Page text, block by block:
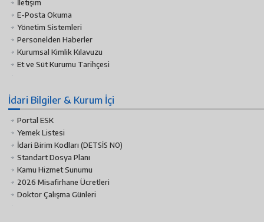
İletişim
E-Posta Okuma
Yönetim Sistemleri
Personelden Haberler
Kurumsal Kimlik Kılavuzu
Et ve Süt Kurumu Tarihçesi
İdari Bilgiler & Kurum İçi
Portal ESK
Yemek Listesi
İdari Birim Kodları (DETSİS NO)
Standart Dosya Planı
Kamu Hizmet Sunumu
2026 Misafirhane Ücretleri
Doktor Çalışma Günleri